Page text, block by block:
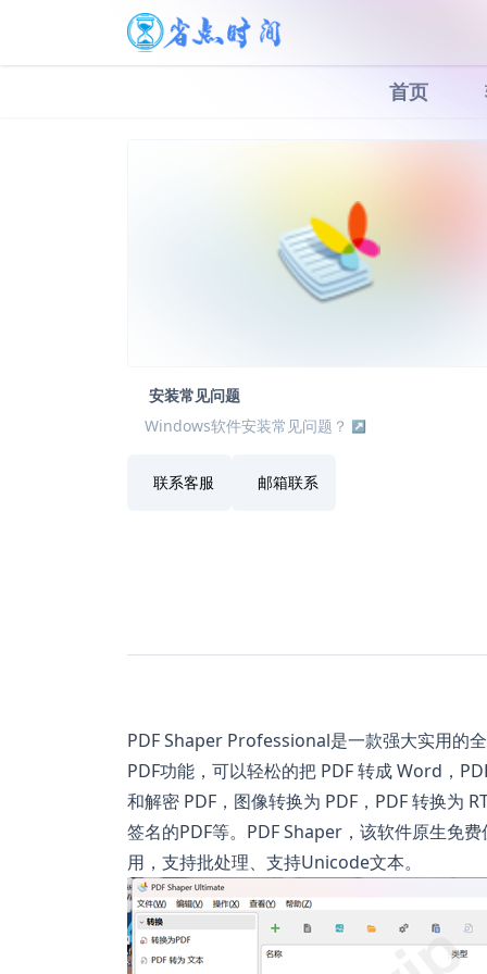
首页
安装常见问题
Windows软件安装常见问题？
联系客服 邮箱联系
PDF Shaper Professional是一款强大实用的
PDF功能，可以轻松的把 PDF 转成 Word，
和解密 PDF，图像转换为 PDF，PDF 转换为
签名的PDF等。PDF Shaper，该软件原生免
用，支持批处理、支持Unicode文本。